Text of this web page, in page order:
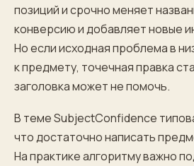
позиций и срочно меняет
конверсию и добавляет новые
Но если исходная проблема в
к предмету, точечная правка
заголовка может не помочь.
В теме SubjectConfidence
что достаточно написать
На практике алгоритму важно